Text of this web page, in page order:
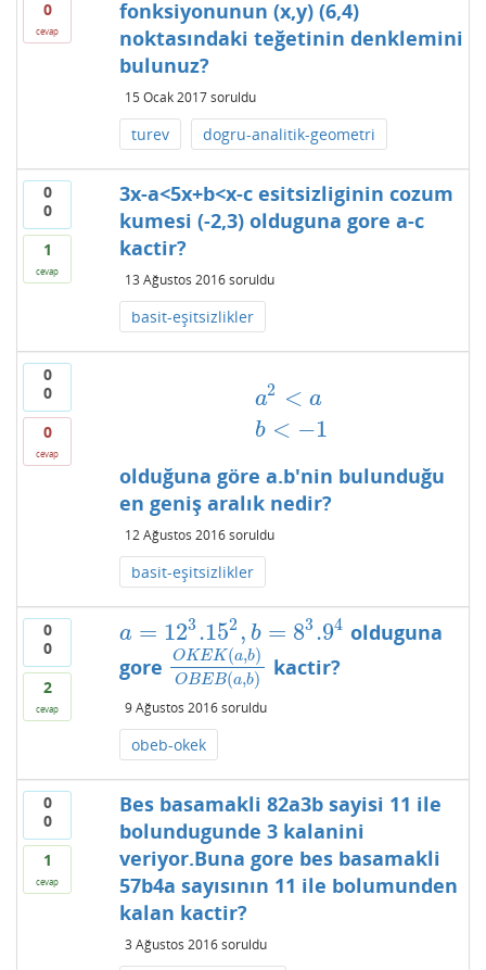
0
cevap
fonksiyonunun (x,y) (6,4)
noktasındaki teğetinin denklemini
bulunuz?
15 Ocak 2017 soruldu
turev dogru-analitik-geometri
0
0
1
cevap
3x-a<5x+b<x-c esitsizliginin cozum
kumesi (-2,3) olduguna gore a-c
kactir?
13 Ağustos 2016 soruldu
basit-eşitsizlikler
0
0
0
cevap
a2 < a
b < −1
a2 b <−
olduğuna göre a.b'nin bulunduğu
en geniş aralık nedir?
12 Ağustos 2016 soruldu
basit-eşitsizlikler
0
0
2
cevap
a = 123 .152 , b = 83 .94
a=12 3.152,b=8 3.94
olduguna
gore
OKEK(a,b)
OBEB(a,b)
OKEK(a,b)O BEB(a,b)
kactir?
9 Ağustos 2016 soruldu
obeb-okek
0
0
1
cevap
Bes basamakli 82a3b sayisi 11 ile
bolundugunde 3 kalanini
veriyor.Buna gore bes basamakli
57b4a sayısının 11 ile bolumunden
kalan kactir?
3 Ağustos 2016 soruldu